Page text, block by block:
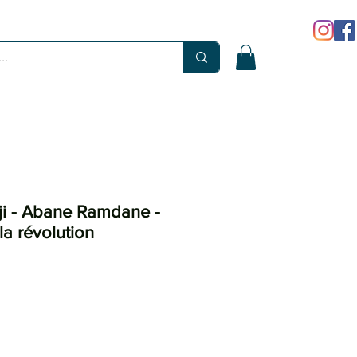
- Abane Ramdane -
révolution